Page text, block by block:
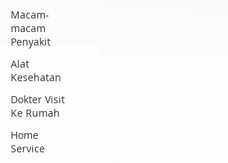
Macam-
macam
Penyakit
Alat
Kesehatan
Dokter Visit
Ke Rumah
Home
Service